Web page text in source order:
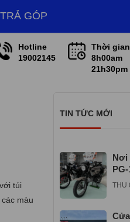
Hotline
19002145
Thời gian
8h00am
21h30pm
GÓP
túi
màu
TIN TỨC MỚI
Nơi
THU